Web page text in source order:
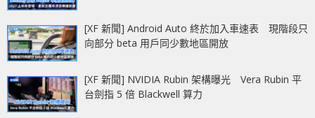
[XF 新聞] Android Auto 終於加入車速表 現階段只
向部分 beta 用戶同少數地區開放
[XF 新聞] NVIDIA Rubin 架構曝光 Vera Rubin 平
台劍指 5 倍 Blackwell 算力